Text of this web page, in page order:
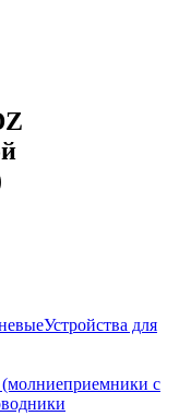
Устройства для
с